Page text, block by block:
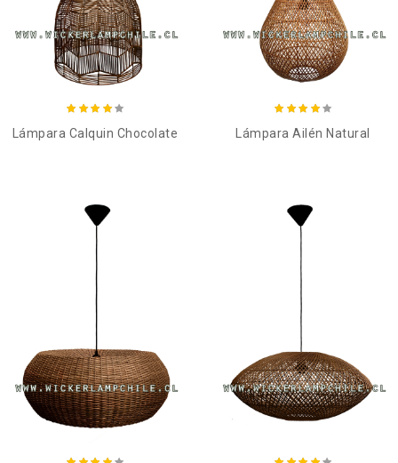
Añadir al carro
Lámpara Calquin Chocolate
Añadir al carro
Lámpara Ailén Natural
Añadir al carro Añadir al carro